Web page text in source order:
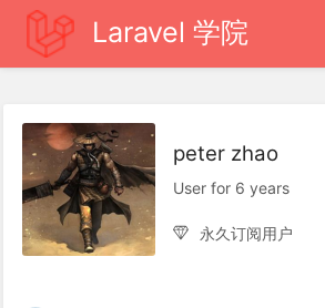
Laravel 学院
peter zhao
User for 6 years
永久订阅用户